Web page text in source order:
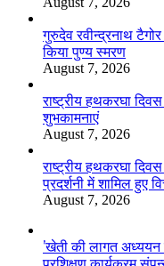
गुरुदेव रवीन्द्रनाथ
किया पुण्य स्मरण
August 7, 2026
राष्ट्रीय हथकरघा
शुभकामनाएं
August 7, 2026
राष्ट्रीय हथकरघा
प्रदर्शनी में शामिल हुए
August 7, 2026
’खेती की लागत अध्ययन